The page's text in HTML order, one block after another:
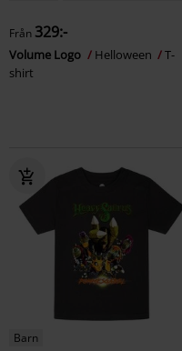
Från 329:-
Volume Logo Helloween
T-
shirt
Barn